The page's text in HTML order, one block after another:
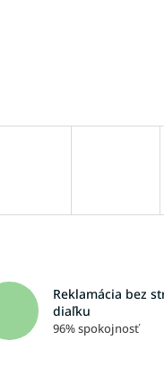
Reklamácia bez
diaľku
96% spokojnosť